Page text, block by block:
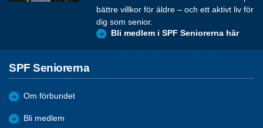
bättre villkor för äldre – och ett aktivt liv för
dig som senior.
Bli medlem i SPF Seniorerna här
SPF Seniorerna
Om förbundet
Bli medlem